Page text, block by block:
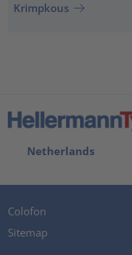
Krimpkous
Netherlands
Colofon
Sitemap